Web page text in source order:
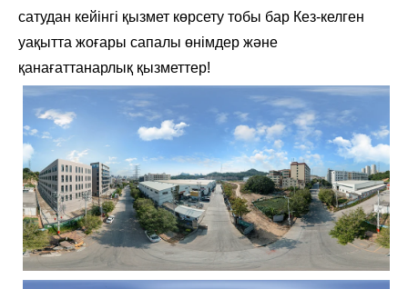
сатудан кейінгі қызмет көрсету тобы бар Кез-келген
уақытта жоғары сапалы өнімдер және
қанағаттанарлық қызметтер!